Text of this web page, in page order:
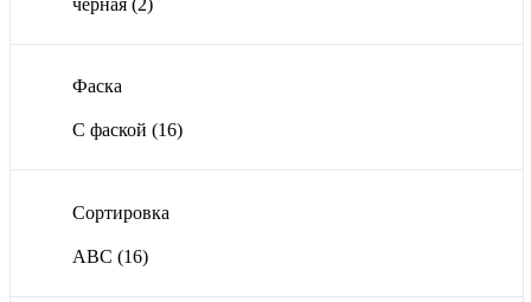
Фаска
С фаской (16)
Сортировка
ABC (16)